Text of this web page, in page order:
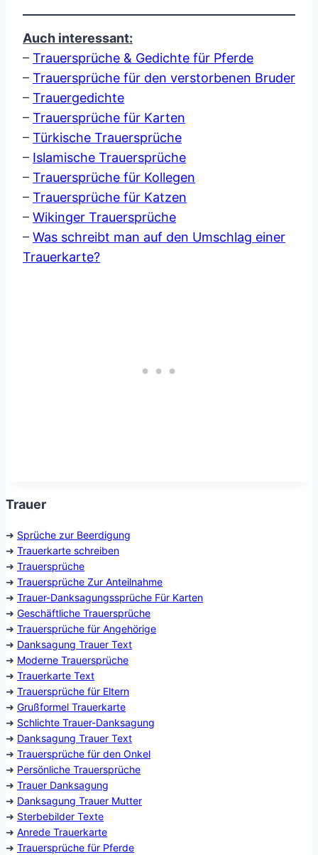
Auch interessant:
– Trauersprüche & Gedichte für Pferde
– Trauersprüche für den verstorbenen Bruder
– Trauergedichte
– Trauersprüche für Karten
– Türkische Trauersprüche
– Islamische Trauersprüche
– Trauersprüche für Kollegen
– Trauersprüche für Katzen
– Wikinger Trauersprüche
– Was schreibt man auf den Umschlag einer
Trauerkarte?
Trauer
➜ Sprüche zur Beerdigung
➜ Trauerkarte schreiben
➜ Trauersprüche
➜ Trauersprüche Zur Anteilnahme
➜ Trauer-Danksagungssprüche Für Karten
➜ Geschäftliche Trauersprüche
➜ Trauersprüche für Angehörige
➜ Danksagung Trauer Text
➜ Moderne Trauersprüche
➜ Trauerkarte Text
➜ Trauersprüche für Eltern
➜ Grußformel Trauerkarte
➜ Schlichte Trauer-Danksagung
➜ Danksagung Trauer Text
➜ Trauersprüche für den Onkel
➜ Persönliche Trauersprüche
➜ Trauer Danksagung
➜ Danksagung Trauer Mutter
➜ Sterbebilder Texte
➜ Anrede Trauerkarte
➜ Trauersprüche für Pferde